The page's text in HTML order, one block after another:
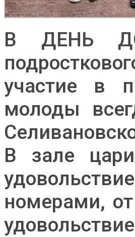
В ДЕНЬ
участие в
молоды
В зале
номерами,